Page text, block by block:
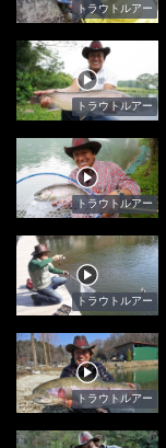
トラウトルアー
トラウトルアー
トラウトルアー
トラウトルアー
トラウトルアー